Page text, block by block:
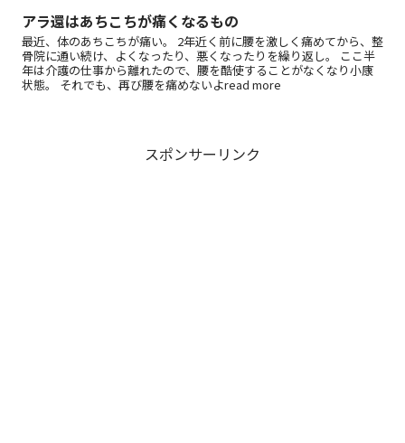
アラ還はあちこちが痛くなるもの
最近、体のあちこちが痛い。 2年近く前に腰を激しく痛めてから、整
骨院に通い続け、よくなったり、悪くなったりを繰り返し。 ここ半
年は介護の仕事から離れたので、腰を酷使することがなくなり小康
状態。 それでも、再び腰を痛めないよread more
スポンサーリンク